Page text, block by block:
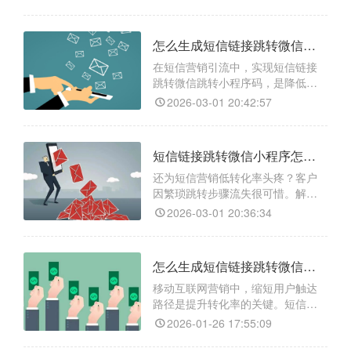
具，不仅能实现短信链接一键跳转
能：一是多平台兼容，支持从短
信、邮件、H5网页、抖音、快手等
95%以上的主流平台跳转至微信生
态；二是数据追踪统计，可精确统
怎么生成短信链接跳转微信跳转小程序码，低成本实现私域精准引流
在短信营销引流中，实现短信链接
跳转微信跳转小程序码，是降低用
户流失、提升转化的关键。借助
微信小程序的连接壁垒，其核心功
接与小程序码，支持自定义动态参
数追踪用户来源，提供实时数据统
计优化投放策略，还能通过白名单
域名保障跳转稳定不拦截，让精准
2026-03-01 20:42:57
短信链接跳转微信小程序怎么生成？用天天外链实现一键直达
还为短信营销低转化率头疼？客户
因繁琐跳转步骤流失很可惜。解决
此问题无需复杂技术，借助天天外
小程序。它能生成支持一键跳转的
台兼容，在短信、邮件、浏览器中
点击可直达小程序页面；有数据统
计功能，后台实时追踪点击量和地
域分布，助你优化投放策略；可多
2026-03-01 20:36:34
怎么生成短信链接跳转微信小程序？三步实现高效场景化引流
移动互联网营销中，缩短用户触达
路径是提升转化率的关键。短信触
达率高，若能直接跳转微信小程
借助「天天外链」等专业工具可实
2026-01-26 17:55:09